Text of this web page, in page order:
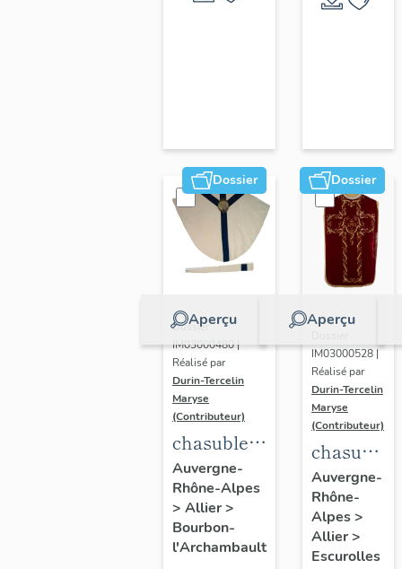
Dossier
Aperçu
Dossier
IM03000480 |
Réalisé par
Durin-Tercelin
Maryse
(Contributeur)
chasuble,
étole,
ornement
blanc n°2
Auvergne-
Rhône-Alpes
> Allier>
Bourbon-
l'Archambault
Dossier
Aperçu
IM03000528 |
Réalisé par
Durin-Tercelin
Maryse
(Contributeur)
chasuble,
étole,
manipule,
voile de
calice,
Auvergne-
Rhône-
Alpes>
Allier>
Escurolles